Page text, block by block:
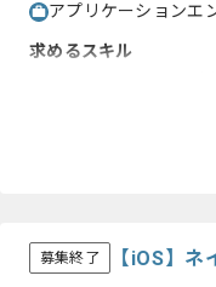
アプリケーションエ
求めるスキル
募集終了 【iOS】